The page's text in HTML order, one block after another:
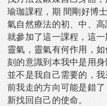
瑜珈課程，期 間剛好博
氣自然療法的初、中、
就參加了這一課程，這
靈氣，靈氣有何作用，
刻的意識到本我中是用
並不是我自己需要的，
前我走的方向可能是錯
新找回自己的使命。